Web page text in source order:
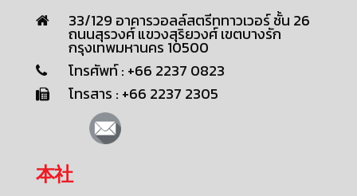
33/129 อาคารวอลล์สตรีททาวเวอร์ ชั้น 26
ถนนสุรวงศ์ แขวงสุริยวงศ์ เขตบางรัก
กรุงเทพมหานคร 10500
โทรศัพท์ : +66 2237 0823
โทรสาร : +66 2237 2305
本社